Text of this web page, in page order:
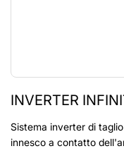
INVERTER
Sistema inverter di
innesco a contatto